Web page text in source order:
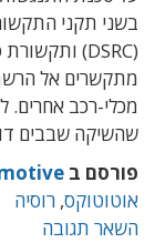
בשני תקני
(
DSRC) ותקשורת
מתקשרים אל
מכלי-רכב אחרים.
שהשיקה שבבים
פורסם ב
אוטוטוקס, רוסיה
השאר תגובה